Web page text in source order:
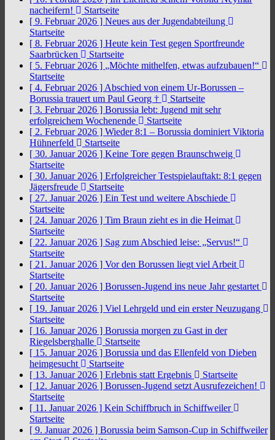
nacheifern!
Startseite
[ 9. Februar 2026 ] Neues aus der Jugendabteilung
Startseite
[ 8. Februar 2026 ] Heute kein Test gegen Sportfreunde
Saarbrücken
Startseite
[ 5. Februar 2026 ] „Möchte mithelfen, etwas aufzubauen!“
Startseite
[ 4. Februar 2026 ] Abschied von einem Ur-Borussen –
Borussia trauert um Paul Georg †
Startseite
[ 3. Februar 2026 ] Borussia lebt: Jugend mit sehr
erfolgreichem Wochenende
Startseite
[ 2. Februar 2026 ] Wieder 8:1 – Borussia dominiert Viktoria
Hühnerfeld
Startseite
[ 30. Januar 2026 ] Keine Tore gegen Braunschweig
Startseite
[ 30. Januar 2026 ] Erfolgreicher Testspielauftakt: 8:1 gegen
Jägersfreude
Startseite
[ 27. Januar 2026 ] Ein Test und weitere Abschiede
Startseite
[ 24. Januar 2026 ] Tim Braun zieht es in die Heimat
Startseite
[ 22. Januar 2026 ] Sag zum Abschied leise: „Servus!“
Startseite
[ 21. Januar 2026 ] Vor den Borussen liegt viel Arbeit
Startseite
[ 20. Januar 2026 ] Borussen-Jugend ins neue Jahr gestartet
Startseite
[ 19. Januar 2026 ] Viel Lehrgeld und ein erster Neuzugang
Startseite
[ 16. Januar 2026 ] Borussia morgen zu Gast in der
Riegelsberghalle
Startseite
[ 15. Januar 2026 ] Borussia und das Ellenfeld von Dieben
heimgesucht
Startseite
[ 13. Januar 2026 ] Erlebnis statt Ergebnis
Startseite
[ 12. Januar 2026 ] Borussen-Jugend setzt Ausrufezeichen!
Startseite
[ 11. Januar 2026 ] Kein Schiffbruch in Schiffweiler
Startseite
[ 9. Januar 2026 ] Borussia beim Samson-Cup in Schiffweiler